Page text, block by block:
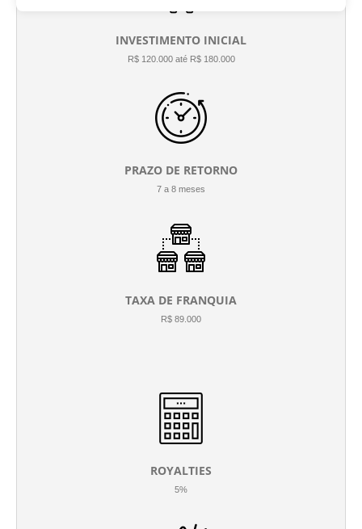
INVESTIMENTO INICIAL
R$ 120.000 até R$ 180.000
PRAZO DE RETORNO
7 a 8 meses
TAXA DE FRANQUIA
R$ 89.000
ROYALTIES
5%